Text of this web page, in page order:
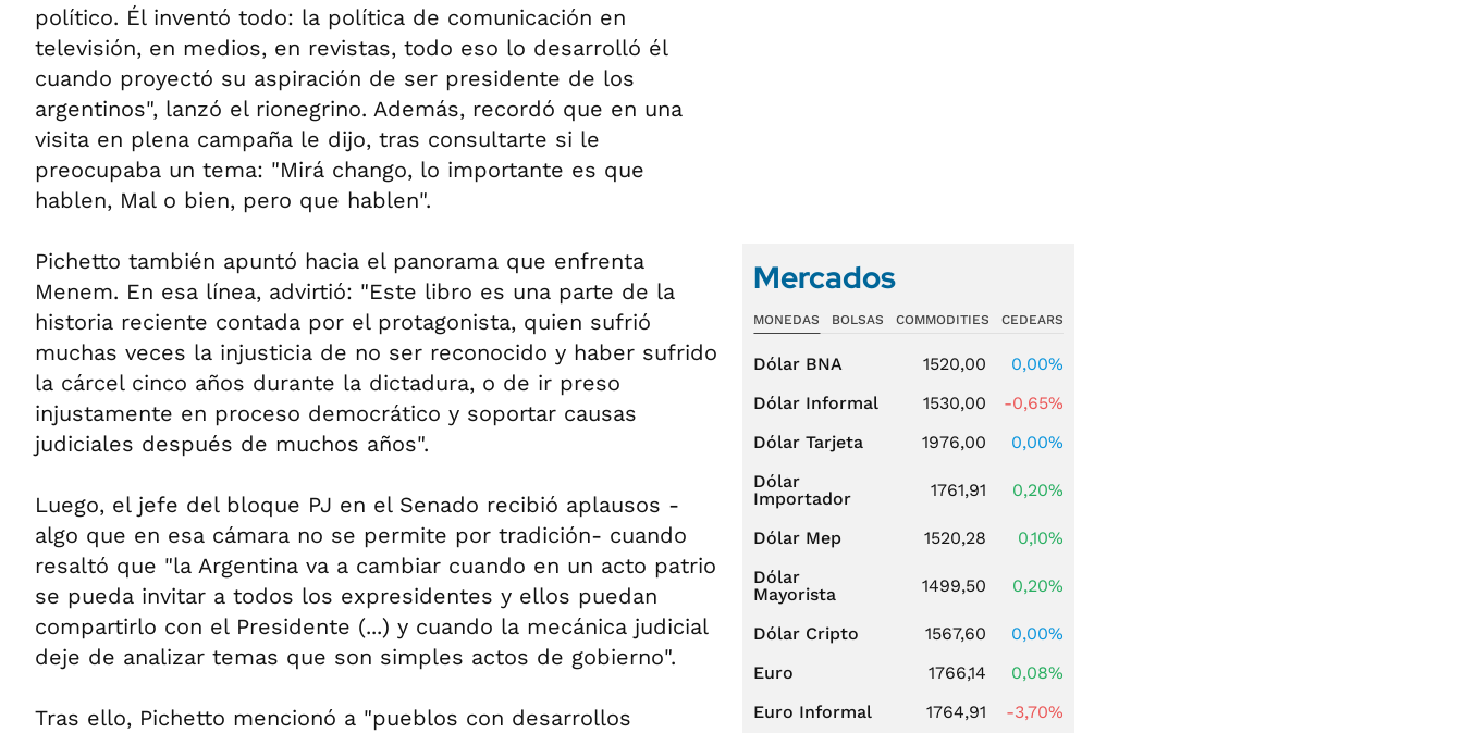
político. Él inventó todo: la política de comunicación en
televisión, en medios, en revistas, todo eso lo desarrolló él
cuando proyectó su aspiración de ser presidente de los
argentinos", lanzó el rionegrino. Además, recordó que en una
visita en plena campaña le dijo, tras consultarte si le
preocupaba un tema: "Mirá chango, lo importante es que
hablen, Mal o bien, pero que hablen".
Pichetto también apuntó hacia el panorama que enfrenta
Menem. En esa línea, advirtió: "Este libro es una parte de la
historia reciente contada por el protagonista, quien sufrió
muchas veces la injusticia de no ser reconocido y haber sufrido
la cárcel cinco años durante la dictadura, o de ir preso
injustamente en proceso democrático y soportar causas
judiciales después de muchos años".
Luego, el jefe del bloque PJ en el Senado recibió aplausos -
algo que en esa cámara no se permite por tradición- cuando
resaltó que "la Argentina va a cambiar cuando en un acto patrio
se pueda invitar a todos los expresidentes y ellos puedan
compartirlo con el Presidente (...) y cuando la mecánica judicial
deje de analizar temas que son simples actos de gobierno".
Tras ello, Pichetto mencionó a "pueblos con desarrollos
Mercados
MONEDAS BOLSAS COMMODITIES CEDEARS
Dólar BNA 1520,00
0,00%
Dólar Informal
1530,00
-0,65%
Dólar Tarjeta
1976,00
0,00%
Dólar
Importador
1761,91 0,20%
Dólar Mep 1520,28
0,10%
Dólar
Mayorista
1499,50 0,20%
Dólar Cripto 1567,60
0,00%
Euro
1766,14
0,08%
Euro Informal
1764,91 -3,70%